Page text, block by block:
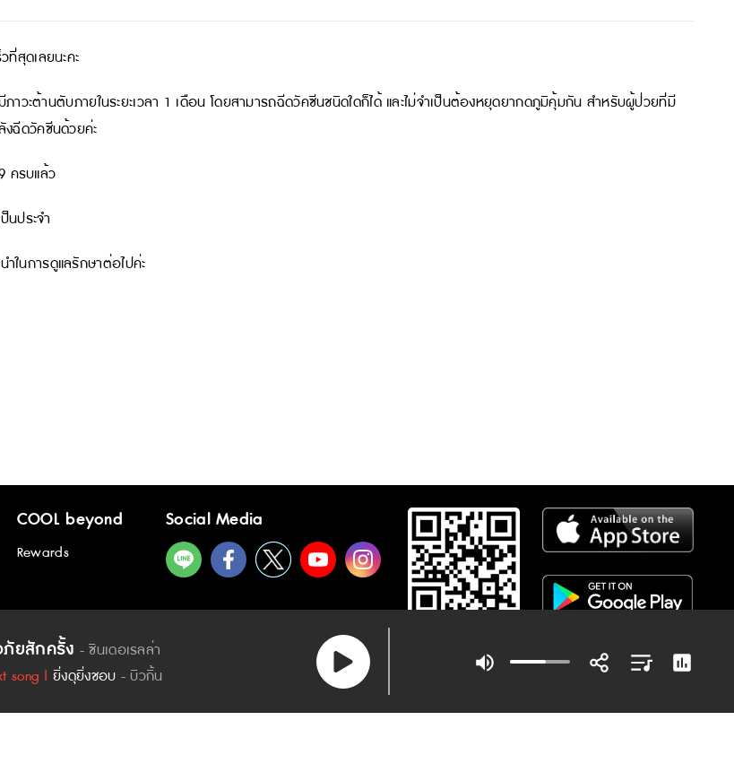
สุดเลยนะคะ
วะต้านตับภายในระยะเวลา 1 เดือน โดยสามารถฉีดวัคซีนชนิดใดก็ได้ และไม่จำเป็นต้องหยุดยากดภูมิคุ้มกัน สำหรับผู้ป่วยที่มี
ฉีดวัคซีนด้วยค่ะ
ครบแล้ว
นประจำ
ในการดูแลรักษาต่อไปค่ะ
COOL beyond
Rewards
Social Media
ข้อกำหนดและเงื่อนไข | นโยบายความเป็นส่วนตัว
เวลาที่มีของฉัน เหมือนผ่านไปช้าๆ
ภัยสักครั้ง - ซินเดอเรลล่า
song |ยิ่งดุยิ่งชอบ - บิวกิ้น